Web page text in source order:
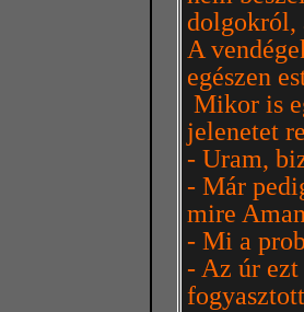
dolgokról,
A
egészen
Mikor is
jelenetet
- Uram,
- Már
mire
- Mi a
- Az úr